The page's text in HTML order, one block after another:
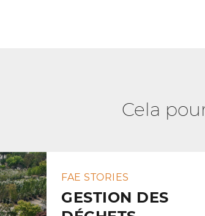
Cela
FAE STORIES
GESTION DES